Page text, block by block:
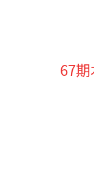
67